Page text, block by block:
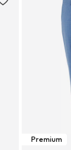
Premium